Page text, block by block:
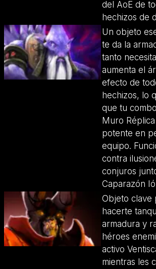
del AoE de
hechizos de
Un objeto
te da la
tanto
aumenta el
efecto de
hechizos, lo
que tu
Muro
potente en
equipo.
contra
conjuros
Caparazón
Objeto clave
hacerte
armadura y
héroes
activo
mientras les